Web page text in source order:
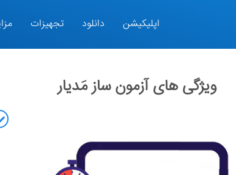
اپلیکیشن دانلود تجهیزات
ویژگی های آزمون ساز مَدیار